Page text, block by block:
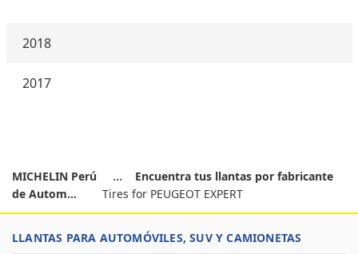
2018
2017
MICHELIN Perú
Encuentra tus llantas por fabricante
de Autom...
Tires for PEUGEOT EXPERT
LLANTAS PARA AUTOMÓVILES, SUV Y CAMIONETAS